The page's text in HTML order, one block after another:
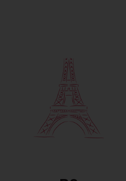
Es capaz de realizar
trabajos académicos de
nivel muy avanzado
(como un resumen a
partir de un documento
de audio muy largo). El